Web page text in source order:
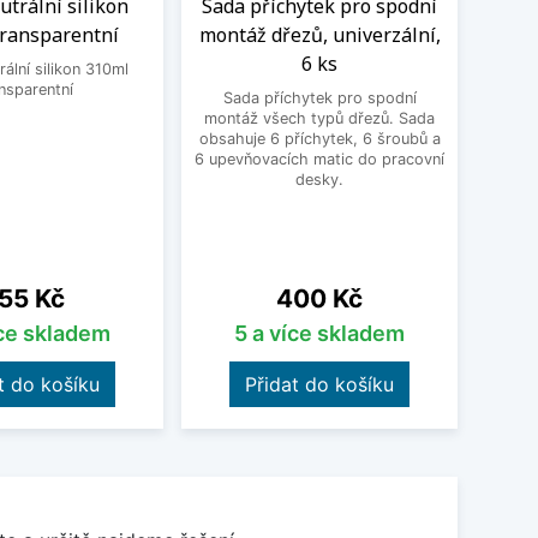
silikon
silikon 310ml
Kč
skladem
do košíku
Sada příchytek pro spodní
montáž dřezů, univerzální,
6 ks
Sada příchytek pro spodní
montáž všech typů dřezů. Sada
obsahuje 6 příchytek, 6 šroubů a
6 upevňovacích matic do pracovní
desky.
Cena
400 Kč
5 a více skladem
Přidat do košíku